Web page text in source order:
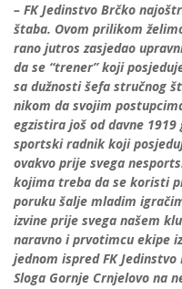
– FK Jedinstvo Brčko
štaba. Ovom prilikom
rano jutros zasjedao
da se “trener” koji
sa dužnosti šefa stručnog
nikom da svojim
egzistira još od davne
sportski radnik koji
ovakvo prije svega
kojima treba da se koristi
poruku šalje mladim
izvine prije svega našem
naravno i prvotimcu ekipe
jednom ispred FK Jedinstvo
Sloga Gornje Crnjelovo na